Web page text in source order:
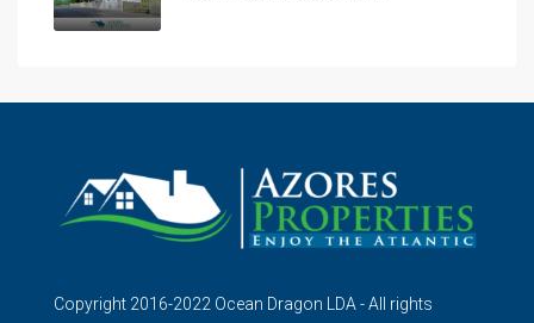
Copyright 2016-2022 Ocean Dragon LDA - All rights